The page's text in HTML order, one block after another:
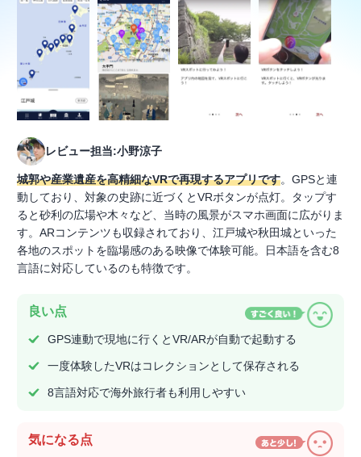
レビュー担当:小野涼子
城郭や産業遺産を高精細なVRで再現するアプリです。GPSと連
動しており、対象の史跡に近づくとVRボタンが点灯。タップす
ると砂利の広場や木々など、当時の風景がスマホ画面に広がりま
す。ARコンテンツも収録されており、江戸城や秋田城といった
各地のスポットを臨場感のある映像で体験可能。日本語を含む8
言語に対応しているのも特徴です。
良い点
GPS連動で現地に行くとVR/ARが自動で起動する
一度体験したVRはコレクションとして保存される
8言語対応で海外旅行者も利用しやすい
気になる点